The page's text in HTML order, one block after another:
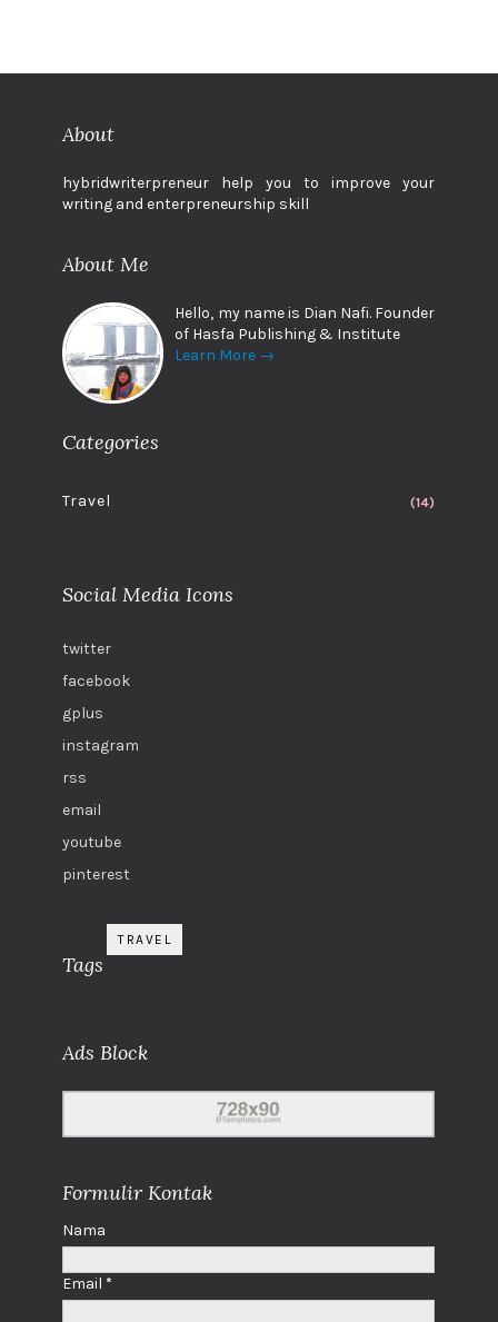
About
hybridwriterpreneur help you to improve your
writing and enterpreneurship skill
About Me
Hello, my name is Dian Nafi. Founder
of Hasfa Publishing & Institute
Learn More →
Categories
Travel (14)
Social Media Icons
twitter
facebook
gplus
instagram
rss
email
youtube
pinterest
Tags
TRAVEL
Ads Block
Formulir Kontak
Nama
Email *